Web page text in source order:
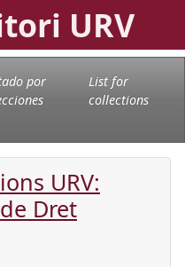
URV
por
List for
collections
URV:
Dret